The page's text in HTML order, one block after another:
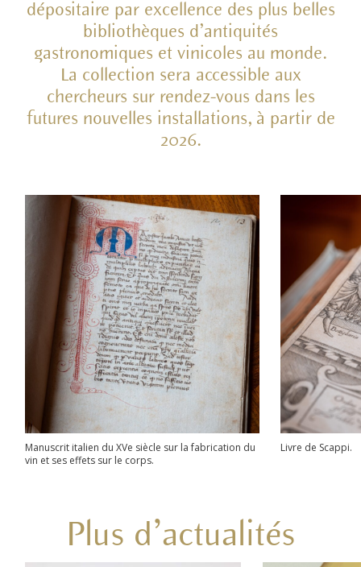
dépositaire par excellence des plus belles
bibliothèques d’antiquités
gastronomiques et vinicoles au monde.
La collection sera accessible aux
chercheurs sur rendez-vous dans les
futures nouvelles installations, à partir de
2026.
Manuscrit italien du XVe siècle sur la fabrication du
vin et ses effets sur le corps.
Livre de Scappi.
Plus d’actualités